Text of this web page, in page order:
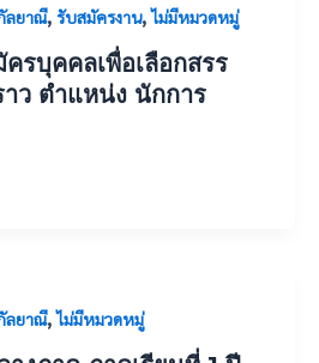
ลยาณี, รับสมัครงาน,ไม่มีหมวดหมู่
รบุคคลเพื่อเลือกสรร
ว ตำแหน่ง นักการ
ลยาณี,ไม่มีหมวดหมู่